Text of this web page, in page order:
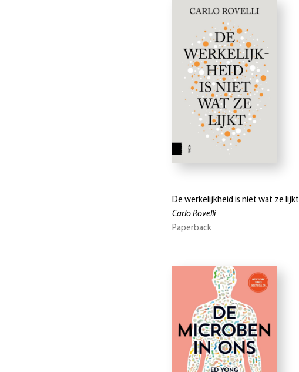
De werkelijkheid is niet wat ze lijkt
Carlo Rovelli
Paperback